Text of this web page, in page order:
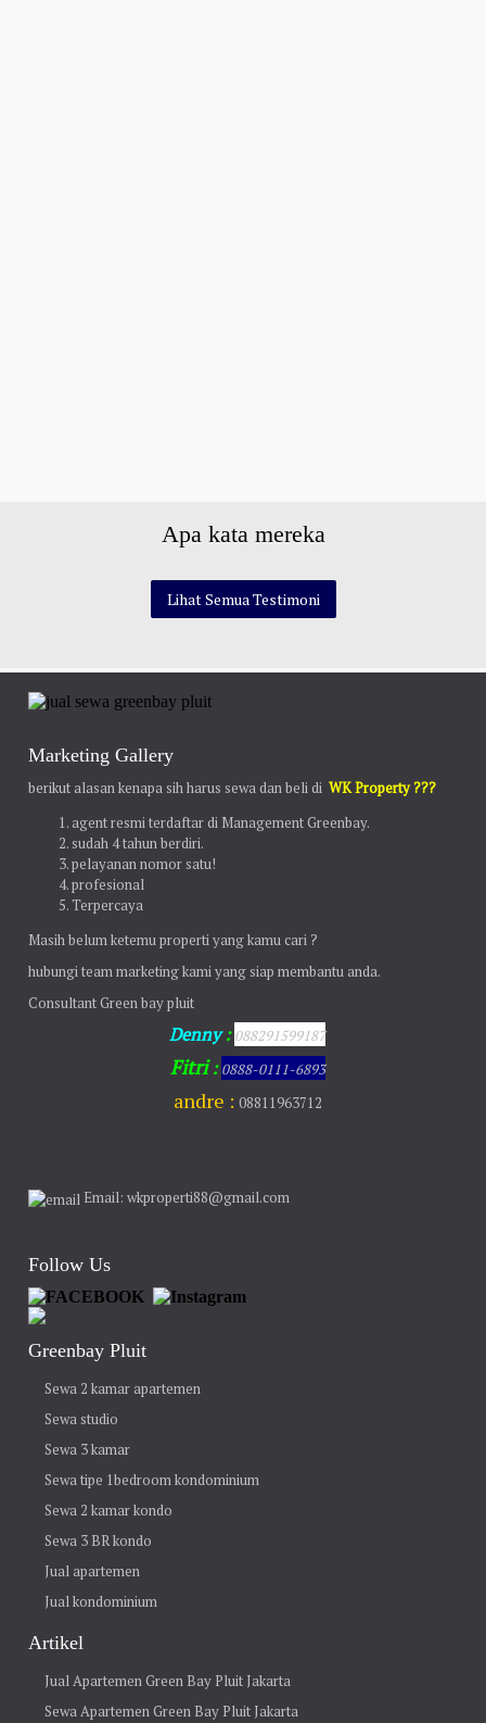
Apa kata mereka
Lihat Semua Testimoni
Marketing Gallery
berikut alasan kenapa sih harus sewa dan beli diWK Property ???
agent resmi terdaftar di Management Greenbay.
sudah 4 tahun berdiri.
pelayanan nomor satu!
profesional
Terpercaya
Masih belum ketemu properti yang kamu cari ?
hubungi team marketing kami yang siap membantu anda.
Consultant Green bay pluit
Denny:088291599187
Fitri:0888-0111-6893
andre : 08811963712
Email: wkproperti88@gmail.com
Follow Us
Greenbay Pluit
Sewa 2 kamar apartemen
Sewa studio
Sewa 3 kamar
Sewa tipe 1bedroom kondominium
Sewa 2 kamar kondo
Sewa 3 BR kondo
Jual apartemen
Jual kondominium
Artikel
Jual Apartemen Green Bay Pluit Jakarta
Sewa Apartemen Green Bay Pluit Jakarta